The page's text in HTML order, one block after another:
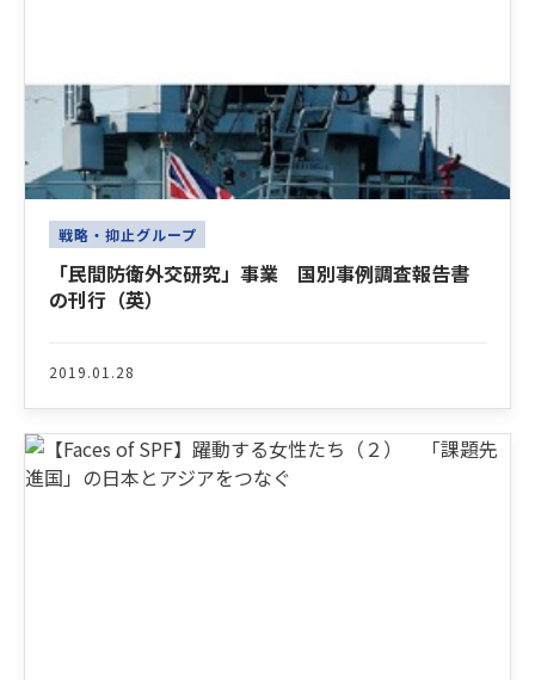
戦略・抑止グループ
「民間防衛外交研究」事業 国別事例調査報告書
の刊行（英）
2019.01.28